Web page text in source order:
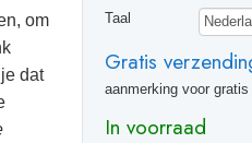
Integriteit en Eerlijkheid
Het Huwelijk
om
dat
Taal
Gratis
aanmerking voor
In voorraad